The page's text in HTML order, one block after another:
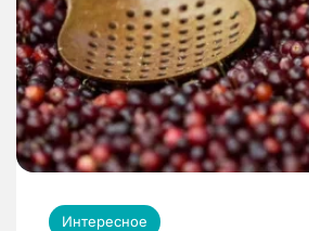
Интересное